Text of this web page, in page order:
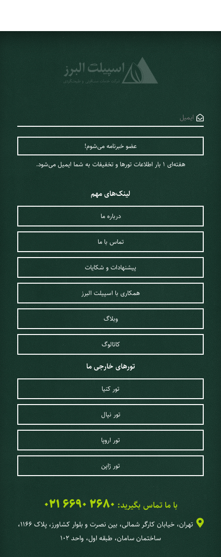
هفته‌ای 1 ‌بار اطلاعات تورها و تخفیفات به شما ایمیل می‌شود.
لینک‌های مهم
درباره ما
تماس با ما
پیشنهادات و شکایات
همکاری با اسپیلت البرز
وبلاگ
کاتالوگ
تورهای خارجی ما
تور کنیا
تور نپال
تور اروپا
تور ژاپن
با ما تماس بگیرید: 021 6690 2680
تهران، خیابان کارگر شمالی، بین نصرت و بلوار کشاورز، پلاک 1166،
ساختمان سامان، طبقه اول، واحد 102